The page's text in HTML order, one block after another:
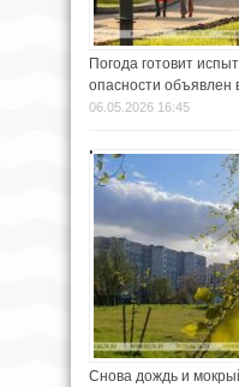
Погода готовит
опасности объявлен
06.05.2026 16:45
Снова дождь и